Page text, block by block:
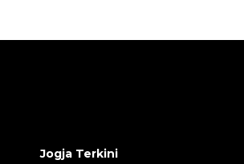
Jogja Terkini